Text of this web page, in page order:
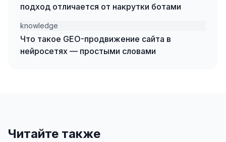
Рекламные ролики
Видео для соцсетей
подход отличается от накрутки ботами
knowledge
Что такое GEO-продвижение сайта в
нейросетях — простыми словами
Читайте также